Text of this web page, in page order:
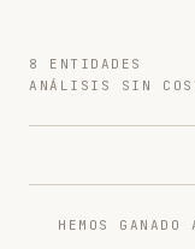
8 ENTIDADES
ANÁLISIS SIN
HEMOS GANADO